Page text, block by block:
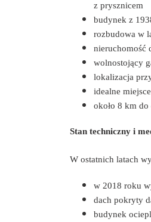
z prysznicem
budynek z
rozbudowa w
nieruchomość
wolnostojący
lokalizacja
idealne
około 8 km do
Stan techniczny i
W ostatnich latach
w 2018 roku
dach pokryty
budynek